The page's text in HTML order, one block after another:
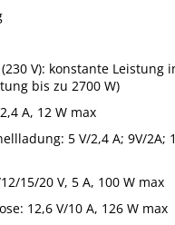
V): konstante Leistung
bis zu 2700 W)
A, 12 W max
5 V/2,4 A; 9V/2A;
15/20 V, 5 A, 100 W max
12,6 V/10 A, 126 W max